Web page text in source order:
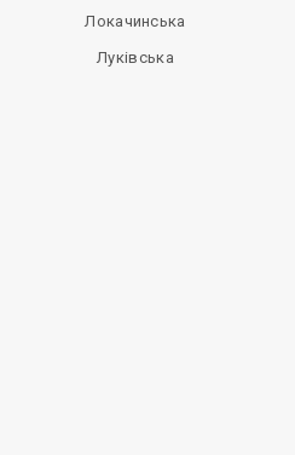
Локачинська
Луківська